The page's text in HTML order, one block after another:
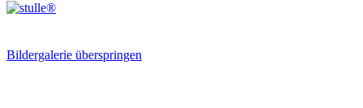
Bildergalerie überspringen